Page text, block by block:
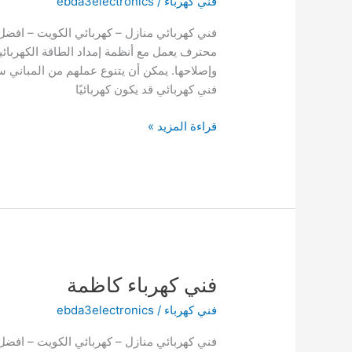
محترف يعمل مع أنظمة إمداد الطاقة
وإصلاحها. يمكن أن يتنوع عملهم من المباني
فني كهربائي قد يكون كهربائيًا
فني
قراءة المزيد »
فني كهرباء كاظمة
فني كهرباء /
ebda3electronics